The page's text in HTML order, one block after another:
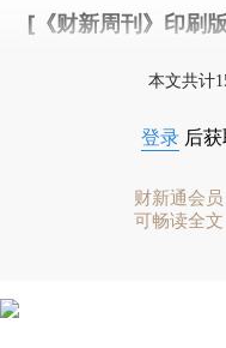
[《财新周刊》印刷版
本文共计
登录 后
财新通会员
可畅读全文